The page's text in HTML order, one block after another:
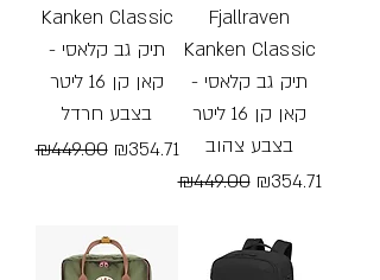
Kanken Classic
- תיק גב קלאסי
קאן קן 16 ליטר
בצבע חרדל
Regular Price
₪449.00 Sale Price
₪354.71
Fjallraven
Kanken Classic
- תיק גב קלאסי
קאן קן 16 ליטר
בצבע צהוב
Regular Price
₪449.00 Sale Price
₪354.71